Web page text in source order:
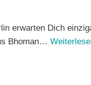
erwarten Dich
Bhoman…